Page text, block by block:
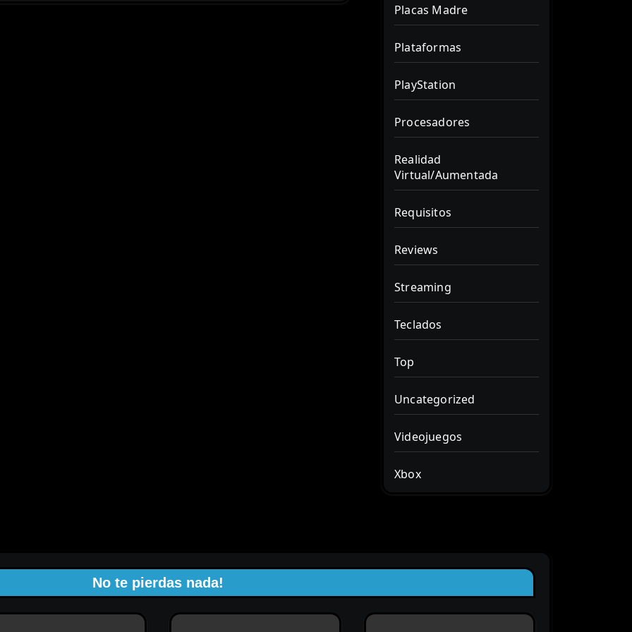
Placas Madre
Plataformas
PlayStation
Procesadores
Realidad
Virtual/Aumentada
Requisitos
Reviews
Streaming
Teclados
Top
Uncategorized
Videojuegos
Xbox
No te pierdas nada!